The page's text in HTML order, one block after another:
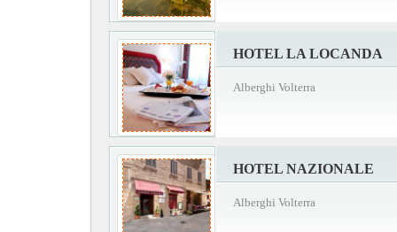
HOTEL LA LOCANDA
Alberghi Volterra
HOTEL NAZIONALE
Alberghi Volterra